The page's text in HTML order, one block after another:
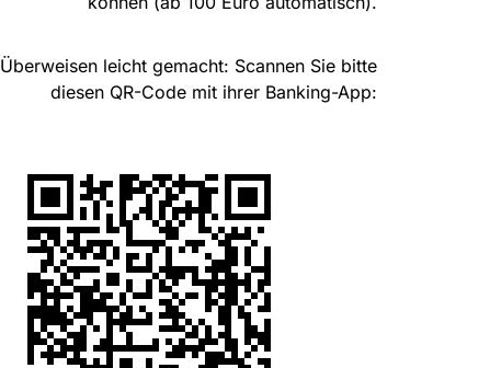
Überweisen leicht gemacht: Scannen Sie bitte
diesen QR-Code mit ihrer Banking-App: